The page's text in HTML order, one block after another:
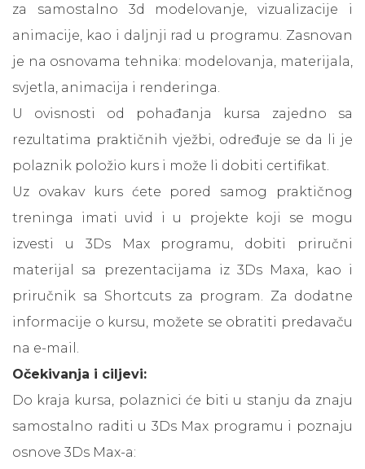
za samostalno 3d modelovanje, vizualizacije i
animacije, kao i daljnji rad u programu. Zasnovan
je na osnovama tehnika: modelovanja, materijala,
svjetla, animacija i renderinga.
U ovisnosti od pohađanja kursa zajedno sa
rezultatima praktičnih vježbi, određuje se da li je
polaznik položio kurs i može li dobiti certifikat.
Uz ovakav kurs ćete pored samog praktičnog
treninga imati uvid i u projekte koji se mogu
izvesti u 3Ds Max programu, dobiti priručni
materijal sa prezentacijama iz 3Ds Maxa, kao i
priručnik sa Shortcuts za program. Za dodatne
informacije o kursu, možete se obratiti predavaču
na e-mail.
Očekivanja i ciljevi:
Do kraja kursa, polaznici će biti u stanju da znaju
samostalno raditi u 3Ds Max programu i poznaju
osnove 3Ds Max-a: